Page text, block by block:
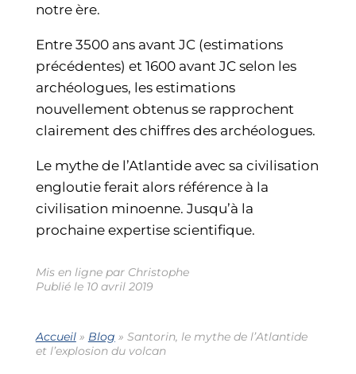
notre ère.
Entre 3500 ans avant JC (estimations
précédentes) et 1600 avant JC selon les
archéologues, les estimations
nouvellement obtenus se rapprochent
clairement des chiffres des archéologues.
Le mythe de l’Atlantide avec sa civilisation
engloutie ferait alors référence à la
civilisation minoenne. Jusqu’à la
prochaine expertise scientifique.
Mis en ligne par Christophe
Publié le 10 avril 2019
Accueil» Blog » Santorin, le mythe de l’Atlantide
et l’explosion du volcan